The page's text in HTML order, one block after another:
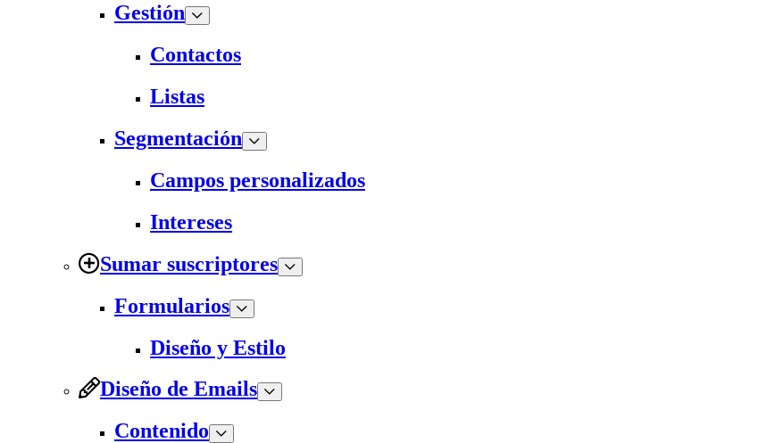
Gestión
Contactos
Listas
Segmentación
Campos personalizados
Intereses
Sumar suscriptores
Formularios
Diseño y Estilo
Diseño de Emails
Contenido